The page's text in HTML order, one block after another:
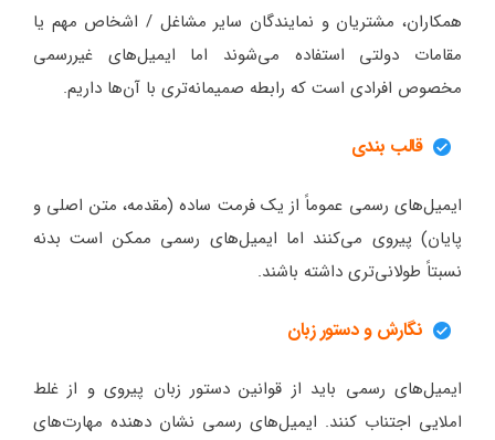
همکاران، مشتریان و نمایندگان سایر مشاغل / اشخاص مهم یا
مقامات دولتی استفاده می‌شوند اما ایمیل‌های غیررسمی
مخصوص افرادی است که رابطه صمیمانه‌تری با آن‌ها داریم.
قالب بندی
ایمیل‌های رسمی عموماً از یک فرمت ساده (مقدمه، متن اصلی و
پایان) پیروی می‌کنند اما ایمیل‌های رسمی ممکن است بدنه
نسبتاً طولانی‌تری داشته باشند.
نگارش و دستور زبان
ایمیل‌های رسمی باید از قوانین دستور زبان پیروی و از غلط
املایی اجتناب کنند. ایمیل‌های رسمی نشان دهنده مهارت‌های